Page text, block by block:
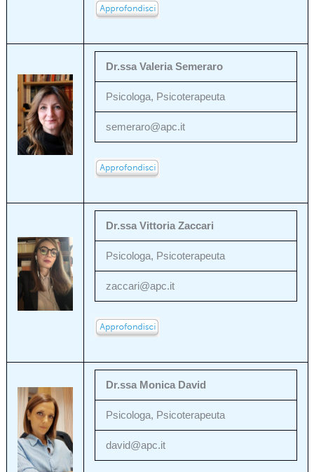
Dr.ssa Valeria Semeraro
Psicologa, Psicoterapeuta
semeraro@apc.it
Dr.ssa Vittoria Zaccari
Psicologa, Psicoterapeuta
zaccari@apc.it
Dr.ssa Monica David
Psicologa, Psicoterapeuta
david@apc.it